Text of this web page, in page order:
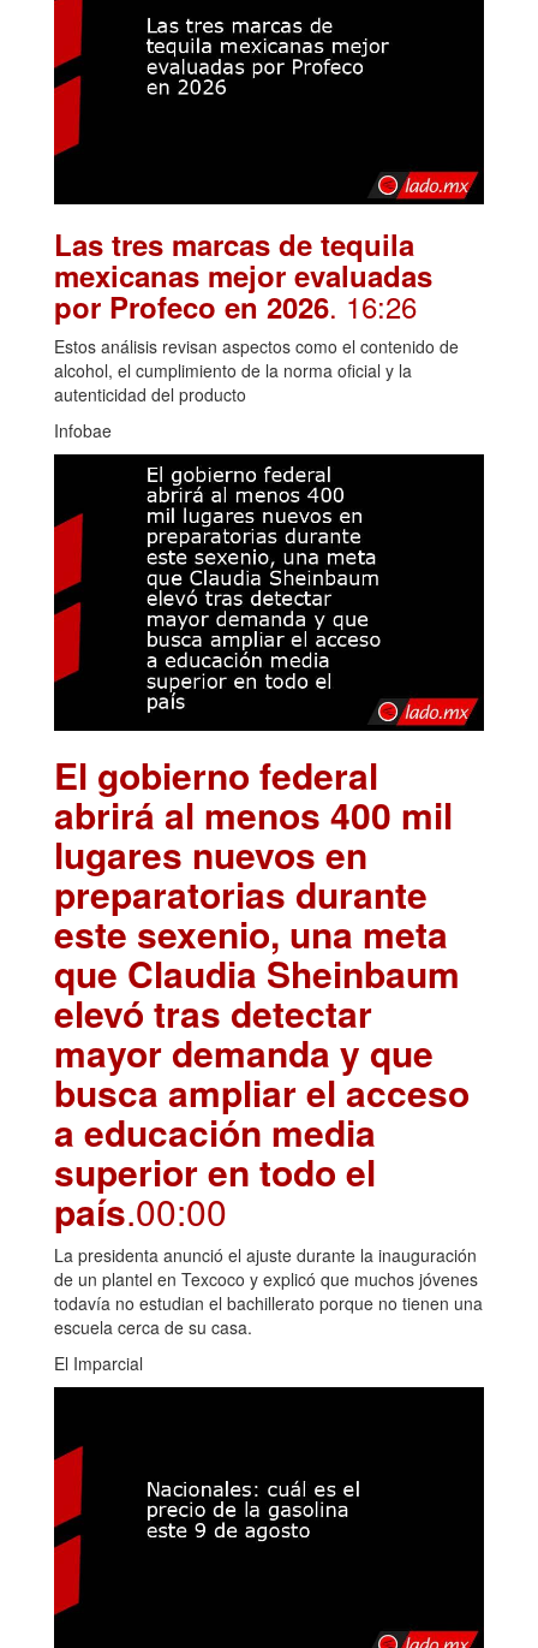
Las tres marcas de tequila
mexicanas mejor evaluadas
por Profeco en 2026. 16:26
Estos análisis revisan aspectos como el contenido de
alcohol, el cumplimiento de la norma oficial y la
autenticidad del producto
Infobae
El gobierno federal
abrirá al menos 400 mil
lugares nuevos en
preparatorias durante
este sexenio, una meta
que Claudia Sheinbaum
elevó tras detectar
mayor demanda y que
busca ampliar el acceso
a educación media
superior en todo el
país.00:00
La presidenta anunció el ajuste durante la inauguración
de un plantel en Texcoco y explicó que muchos jóvenes
todavía no estudian el bachillerato porque no tienen una
escuela cerca de su casa.
El Imparcial